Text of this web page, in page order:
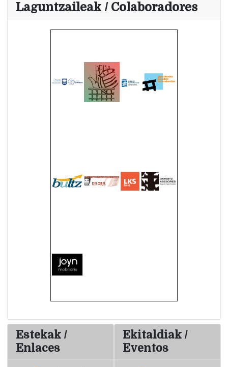
Laguntzaileak / Colaboradores
Estekak /
Enlaces
Ekitaldiak /
Eventos